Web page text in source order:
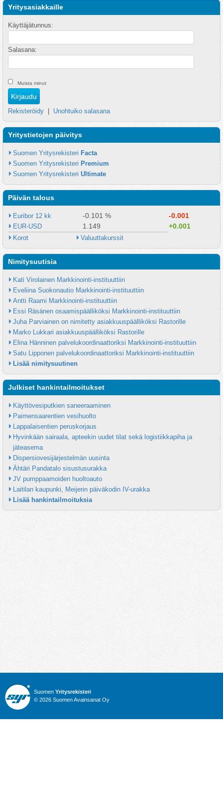
Yritysasiakkaille
Käyttäjätunnus:
Salasana:
Muista minut
Rekisteröidy Unohtuiko salasana
Yritystietojen päivitys
Suomen Yritysrekisteri Facta
Suomen Yritysrekisteri Premium
Suomen Yritysrekisteri Ultimate
Päivän talous
Euribor 12 kk -0.101 % -0.001
EUR-USD 1.149 +0.001
Korot Valuuttakurssit
Nimitysuutisia
Kati Virolainen Markkinointi-instituuttiin
Eveliina Suokonautio Markkinointi-instituuttiin
Antti Raami Markkinointi-instituuttiin
Essi Räsänen osaamispäälliköksi Markkinointi-instituuttiin
Juha Parviainen on nimitetty asiakkuuspäälliköksi Rastorille
Marko Lukkari asiakkuuspäälliköksi Rastorille
Elina Hänninen palvelukoordinaattoriksi Markkinointi-instituuttiin
Satu Lipponen palvelukoordinaattoriksi Markkinointi-instituuttiin
Lisää nimitysuutinen
Julkiset hankintailmoitukset
Käyttövesiputkien saneeraaminen
Paimensaarentien vesihuolto
Lappalaisentien peruskorjaus
Hyvinkään sairaala, apteekin uudet tilat sekä logistiikkapiha ja
jäteasema
Dispersiovesijärjestelmän uusinta
Ähtäri Pandatalo sisustusurakka
JV pumppaamoiden huoltoauto
Laitilan kaupunki, Meijerin päiväkodin IV-urakka
Lisää hankintailmoituksia
Suomen Yritysrekisteri
© 2026 Suomen Avainsanat Oy